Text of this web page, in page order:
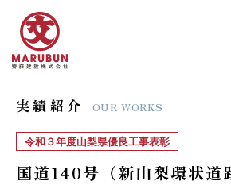
実績紹介 OUR WORKS
令和３年度山梨県優良工事表彰
国道140号（新山梨環状道